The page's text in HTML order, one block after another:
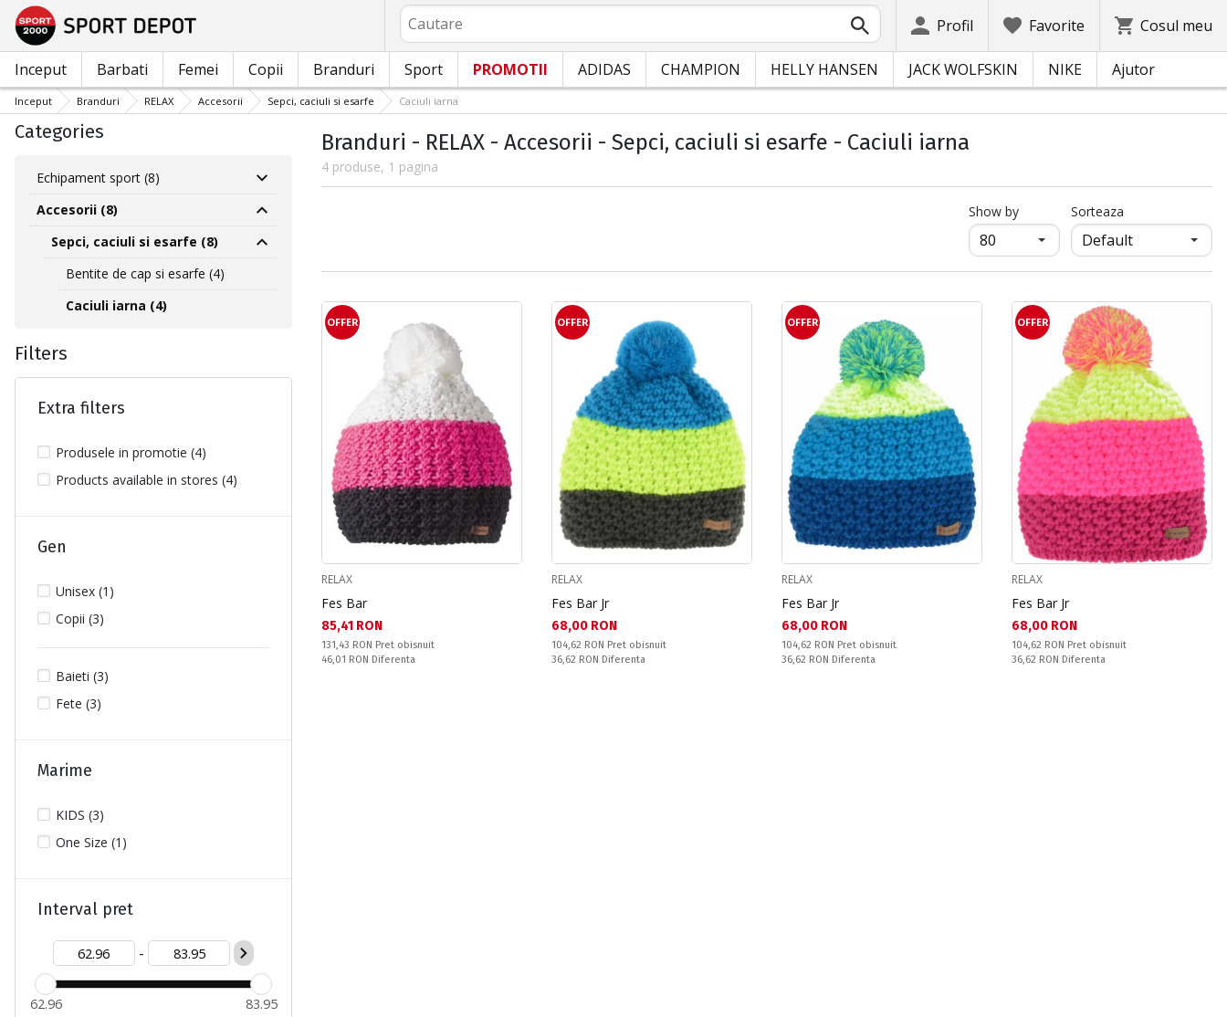
Cautare
Profil Favorite Cosul meu
Inceput Barbati Femei Copii Branduri Sport PROMOTII ADIDAS CHAMPION HELLY HANSEN JACK WOLFSKIN NIKE Ajutor
Inceput Branduri RELAX Accesorii Sepci, caciuli si esarfe Caciuli iarna
Categories
Echipament sport (8)
Accesorii (8)
Sepci, caciuli si esarfe (8)
Bentite de cap si esarfe (4)
Caciuli iarna (4)
Filters
Extra filters
Produsele in promotie (4)
Products available in stores (4)
Gen
Unisex (1)
Copii (3)
Baieti (3)
Fete (3)
Marime
KIDS (3)
One Size (1)
Interval pret
-
62.96 83.95
Branduri - RELAX - Accesorii - Sepci, caciuli si esarfe - Caciuli iarna
4 produse, 1 pagina
Show byпродукти на страница
Sorteaza
OFFER
RELAX
Fes Bar
Текуща цена:
85,41 RON
Pret obisnuit:
131,43 RON Pret obisnuit
Спестявате:
46,01 RON Diferenta
OFFER
RELAX
Fes Bar Jr
Текуща цена:
68,00 RON
Pret obisnuit:
104,62 RON Pret obisnuit
Спестявате:
36,62 RON Diferenta
OFFER
RELAX
Fes Bar Jr
Текуща цена:
68,00 RON
Pret obisnuit:
104,62 RON Pret obisnuit
Спестявате:
36,62 RON Diferenta
OFFER
RELAX
Fes Bar Jr
Текуща цена:
68,00 RON
Pret obisnuit:
104,62 RON Pret obisnuit
Спестявате:
36,62 RON Diferenta